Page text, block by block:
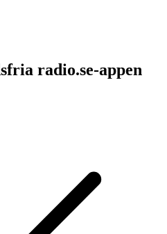
radio.se-appen